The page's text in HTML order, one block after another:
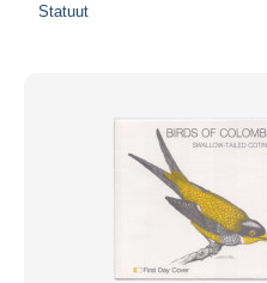
Statuut